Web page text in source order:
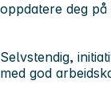
oppdatere deg
Selvstendig,
med god